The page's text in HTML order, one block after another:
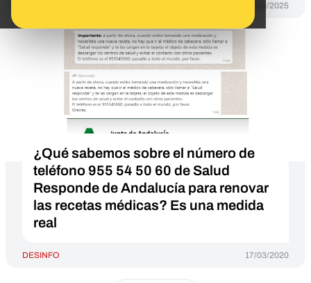
29/10/2025
¿Qué sabemos sobre el número de
teléfono 955 54 50 60 de Salud
Responde de Andalucía para renovar
las recetas médicas? Es una medida
real
DESINFO 17/03/2020